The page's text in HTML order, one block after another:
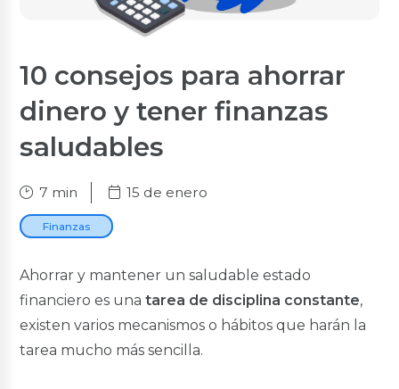
Cuenta Ahorro Propósito
Cuenta Salud
Cuentas Corrientes
Cuenta Corriente
Cuenta Corriente Premium
Créditos Hipotecarios
VIS y VIP
Tu Casa Civil
Tu Casa Militares
Renueva Tu Casa
Créditos de Consumo
Inmediato
Consumo
10 consejos para ahorrar
dinero y tener finanzas
saludables
7 min 15 de enero
Finanzas
Ahorrar y mantener un saludable estado
financiero es unatarea de disciplina constante,
existen varios mecanismos o hábitos que harán la
tarea mucho más sencilla.